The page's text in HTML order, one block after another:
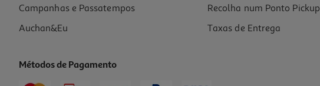
Campanhas e Passatempos
Auchan&Eu
Recolha num Ponto Pickup
Taxas de Entrega
Métodos de Pagamento